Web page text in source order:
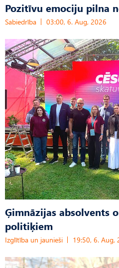
Pozitīvu emociju pilna
Sabiedrība 03:00, 6. Aug, 2026
Ģimnāzijas absolvents
politiķiem
Izglītība un jaunieši 19:50, 6. Aug,